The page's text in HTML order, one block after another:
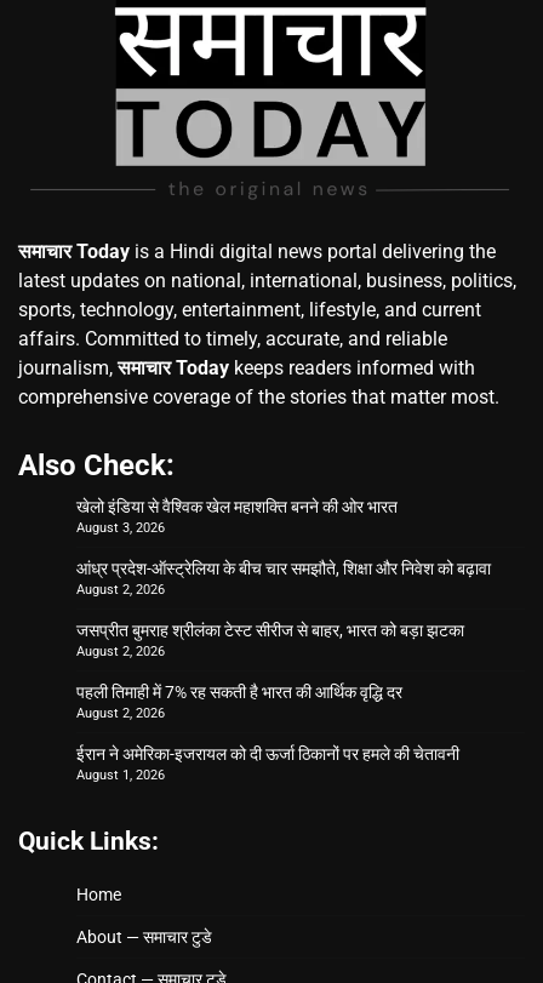
समाचार Today is a Hindi digital news portal delivering the
latest updates on national, international, business, politics,
sports, technology, entertainment, lifestyle, and current
affairs. Committed to timely, accurate, and reliable
journalism,समाचार Today keeps readers informed with
comprehensive coverage of the stories that matter most.
Also Check:
खेलो इंडिया से वैश्विक खेल महाशक्ति बनने की ओर भारत
August 3, 2026
आंध्र प्रदेश-ऑस्ट्रेलिया के बीच चार समझौते, शिक्षा और निवेश को बढ़ावा
August 2, 2026
जसप्रीत बुमराह श्रीलंका टेस्ट सीरीज से बाहर, भारत को बड़ा झटका
August 2, 2026
पहली तिमाही में 7% रह सकती है भारत की आर्थिक वृद्धि दर
August 2, 2026
ईरान ने अमेरिका-इजरायल को दी ऊर्जा ठिकानों पर हमले की चेतावनी
August 1, 2026
Quick Links:
Home
About — समाचार टुडे
Contact — समाचार टुडे